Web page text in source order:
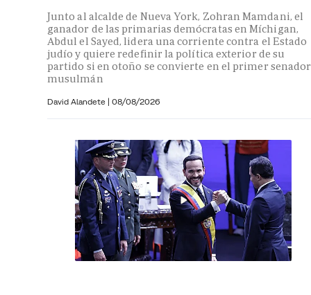
Junto al alcalde de Nueva York, Zohran Mamdani, el
ganador de las primarias demócratas en Míchigan,
Abdul el Sayed, lidera una corriente contra el Estado
judío y quiere redefinir la política exterior de su
partido si en otoño se convierte en el primer senador
musulmán
David Alandete | 08/08/2026